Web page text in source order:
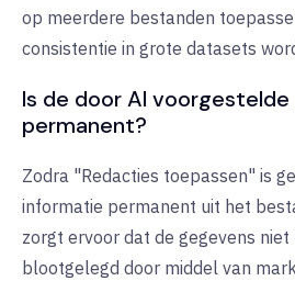
op meerdere bestanden
consistentie in grote datasets
Is de door AI
permanent?
Zodra "Redacties toepassen" is
informatie permanent uit het
zorgt ervoor dat de gegevens
blootgelegd door middel van